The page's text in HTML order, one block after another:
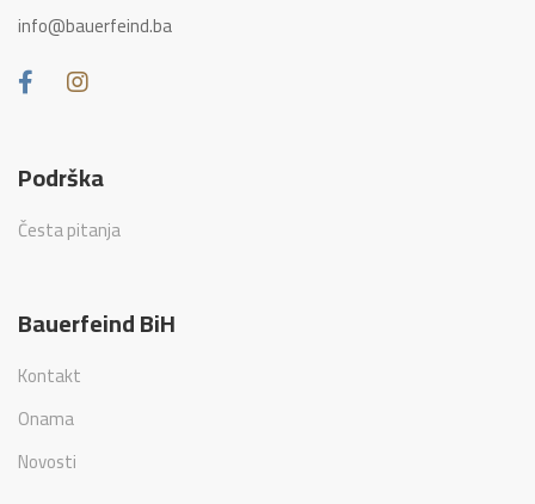
info@bauerfeind.ba
Podrška
Česta pitanja
Bauerfeind BiH
Kontakt
Onama
Novosti